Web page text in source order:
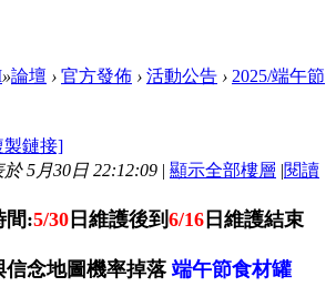
»論壇 › 官方發佈 › 活動公告 › 2025/端午節
製鏈接]
於 5月30日 22:12:09 | 顯示全部樓層 |閱讀
間:5/30 日維護後到 6/16 日維護結束
信念地圖機率掉落 端午節食材罐